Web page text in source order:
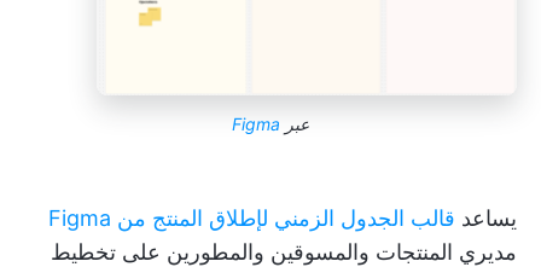
عبر Figma
يساعد قالب الجدول الزمني لإطلاق المنتج من Figma
مديري المنتجات والمسوقين والمطورين على تخطيط